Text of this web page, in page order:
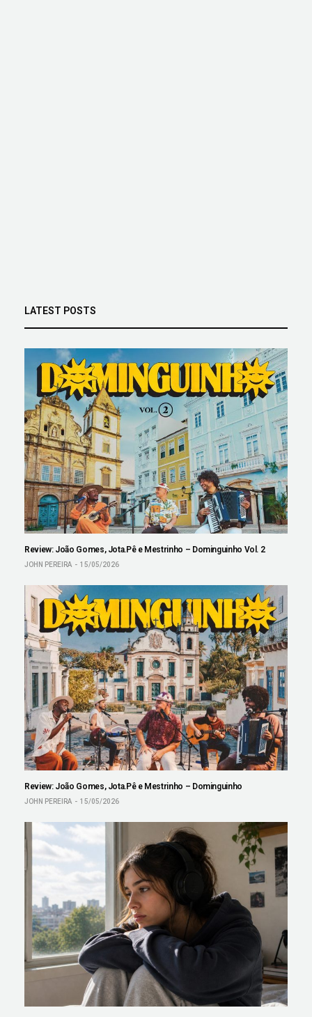
LATEST POSTS
Review: João Gomes, Jota.Pê e Mestrinho – Dominguinho Vol. 2
JOHN PEREIRA 15/05/2026
Review: João Gomes, Jota.Pê e Mestrinho – Dominguinho
JOHN PEREIRA 15/05/2026